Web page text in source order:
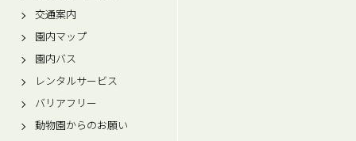
交通案内
園内マップ
園内バス
レンタルサービス
バリアフリー
動物園からのお願い